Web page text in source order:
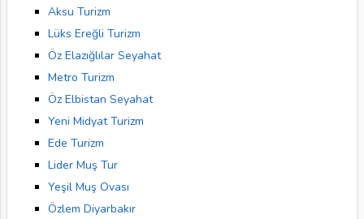
Aksu Turizm
Lüks Ereğli Turizm
Öz Elazığlılar Seyahat
Metro Turizm
Öz Elbistan Seyahat
Yeni Midyat Turizm
Ede Turizm
Lider Muş Tur
Yeşil Muş Ovası
Özlem Diyarbakır